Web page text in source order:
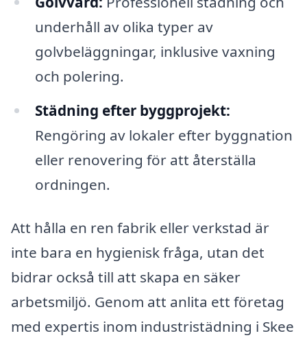
underhåll av olika typer av
golvbeläggningar, inklusive vaxning
och polering.
Städning efter byggprojekt:
Rengöring av lokaler efter byggnation
eller renovering för att återställa
ordningen.
Att hålla en ren fabrik eller verkstad är
inte bara en hygienisk fråga, utan det
bidrar också till att skapa en säker
arbetsmiljö. Genom att anlita ett företag
med expertis inom industristädning i Skee